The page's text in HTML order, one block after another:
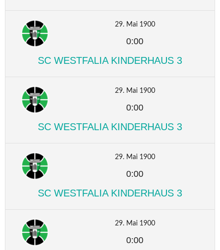
29. Mai 1900
0:00
SC WESTFALIA KINDERHAUS 3
29. Mai 1900
0:00
SC WESTFALIA KINDERHAUS 3
29. Mai 1900
0:00
SC WESTFALIA KINDERHAUS 3
29. Mai 1900
0:00